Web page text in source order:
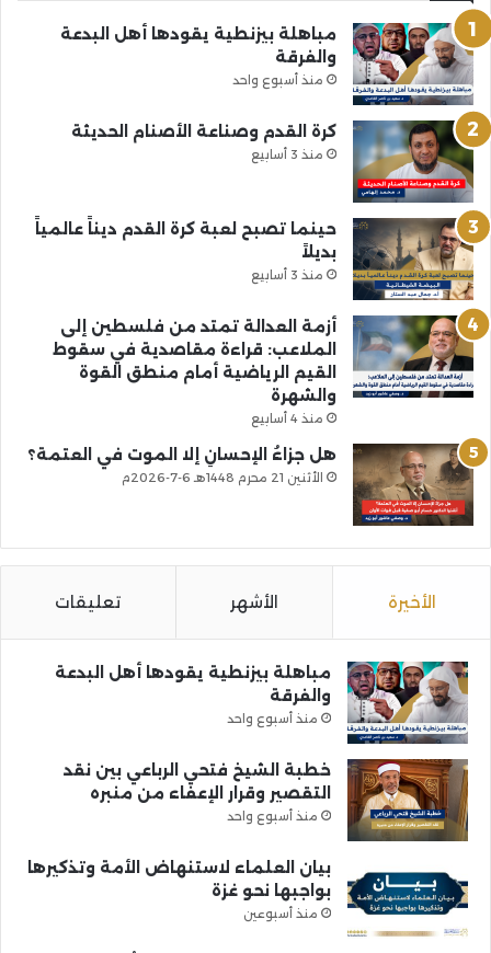
مباهلة بيزنطية يقودها أهل البدعة
والفرقة
منذ أسبوع واحد
كرة القدم وصناعة الأصنام الحديثة
منذ 3 أسابيع
حينما تصبح لعبة كرة القدم ديناً عالمياً
بديلاً
منذ 3 أسابيع
أزمة العدالة تمتد من فلسطين إلى
الملاعب: قراءة مقاصدية في سقوط
القيم الرياضية أمام منطق القوة
والشهرة
منذ 4 أسابيع
هل جزاءُ الإحسانِ إلا الموت في العتمة؟
الأثنين 21 محرم 1448هـ 6-7-2026م
الأخيرة الأشهر تعليقات
مباهلة بيزنطية يقودها أهل البدعة
والفرقة
منذ أسبوع واحد
خطبة الشيخ فتحي الرباعي بين نقد
التقصير وقرار الإعفاء من منبره
منذ أسبوع واحد
بيان العلماء لاستنهاض الأمة وتذكيرها
بواجبها نحو غزة
منذ أسبوعين